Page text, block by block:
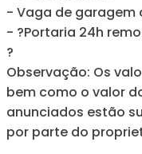
- Vaga de garagem
- ?Portaria 24h
?
Observação: Os
bem como o valor
anunciados estão
por parte do